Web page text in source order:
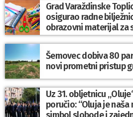
Grad Varaždinske
osigurao radne
obrazovni materijal za
Šemovec dobiva 80
novi prometni pristup
Uz 31. obljetnicu
poručio: “Oluja je